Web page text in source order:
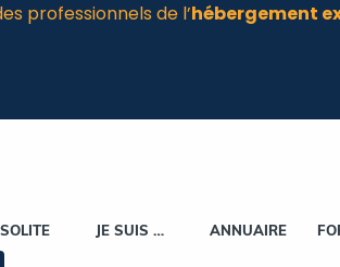
professionnels de l’hébergement
JE SUIS … ANNUAIRE